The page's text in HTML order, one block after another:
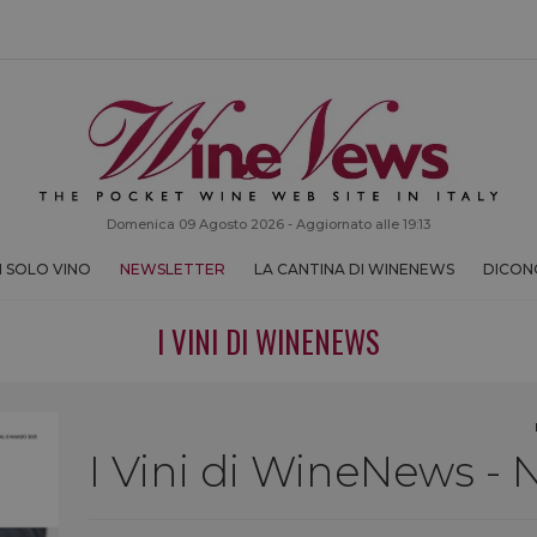
Domenica 09 Agosto 2026 - Aggiornato alle 19:13
SOLO VINO NEWSLETTER LA CANTINA DI WINENEWS
I VINI DI WINENEWS
I Vini di WineNews -